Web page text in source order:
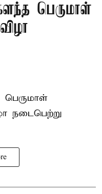
பெருமாள்
பெருமாள்
நடைபெற்று